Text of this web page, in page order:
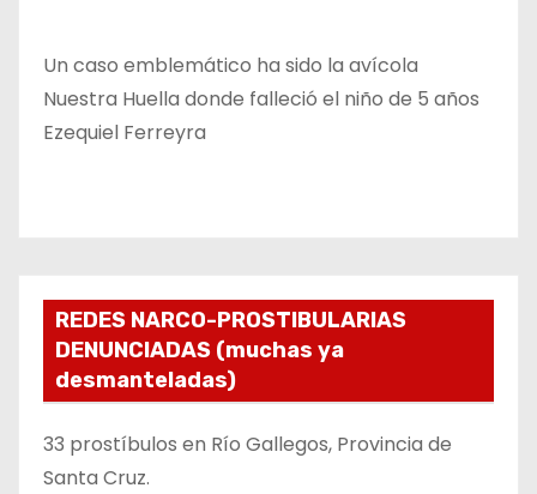
Un caso emblemático ha sido la avícola
Nuestra Huella donde falleció el niño de 5 años
Ezequiel Ferreyra
REDES NARCO-PROSTIBULARIAS
DENUNCIADAS (muchas ya
desmanteladas)
33 prostíbulos en Río Gallegos, Provincia de
Santa Cruz.